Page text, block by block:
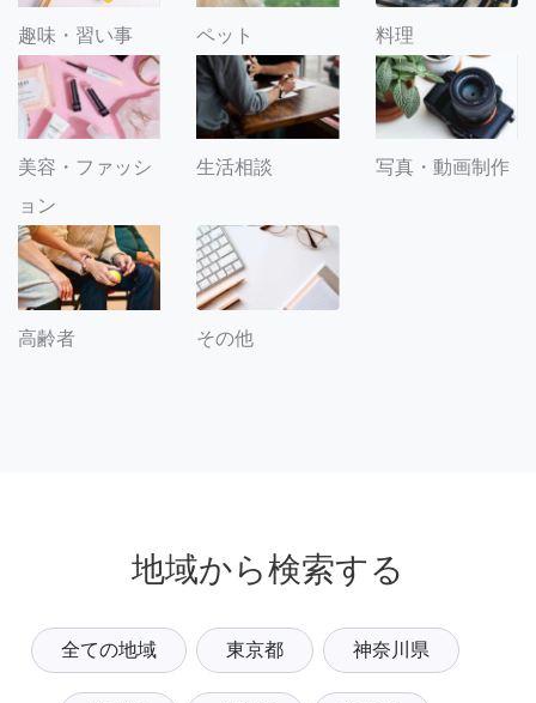
趣味・習い事 ペット 料理
美容・ファッシ
ョン
生活相談 写真・動画制作
高齢者 その他
地域から検索する
全ての地域 東京都 神奈川県